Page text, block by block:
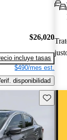
$26,020
incluye tasas
$490/mes est.
disponibilidad
Guarda